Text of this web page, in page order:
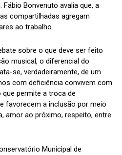
Fábio Bonvenuto avalia que, a
compartilhadas agregam
ao trabalho.
sobre o que deve ser feito
musical, o diferencial do
se, verdadeiramente, de um
com deficiência convivem com
permite a troca de
favorecem a inclusão por meio
amor ao próximo, respeito, entre
Municipal de